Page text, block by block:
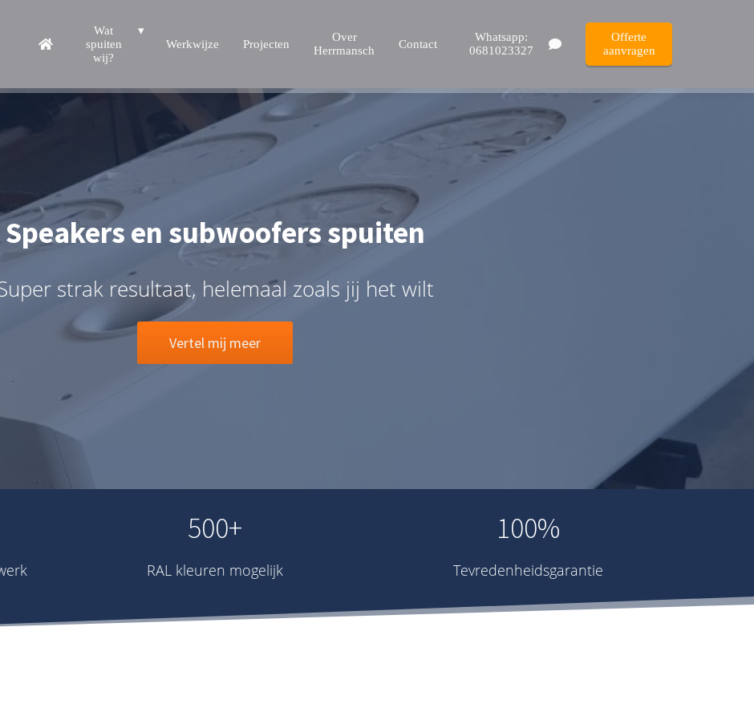
Wat
spuiten
wij?
Werkwijze Projecten
Over
Herrmansch
Contact
Whatsapp:
0681023327
Offerte
aanvragen
Speakers en subwoofers spuiten
strak resultaat, helemaal zoals jij het wilt
Vertel mij meer
500+
RAL kleuren mogelijk
100%
Tevredenheidsgarantie